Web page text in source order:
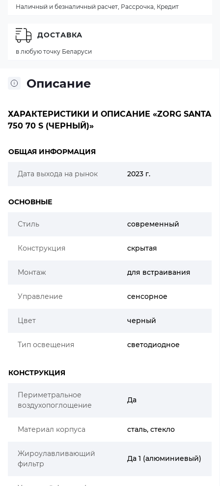
Описание
ХАРАКТЕРИСТИКИ И ОПИСАНИЕ «ZORG SANTA
750 70 S (ЧЕРНЫЙ)»
ОБЩАЯ ИНФОРМАЦИЯ
Дата выхода на рынок 2023 г.
ОСНОВНЫЕ
Стиль современный
Конструкция скрытая
Монтаж для встраивания
Управление сенсорное
Цвет черный
Тип освещения светодиодное
КОНСТРУКЦИЯ
Периметральное
воздухопоглощение
Да
Материал корпуса сталь, стекло
Жироулавливающий
фильтр
Да 1 (алюминиевый)
Наличный и безналичный расчет, Рассрочка, Кредит
ДОСТАВКА
в любую точку Беларуси